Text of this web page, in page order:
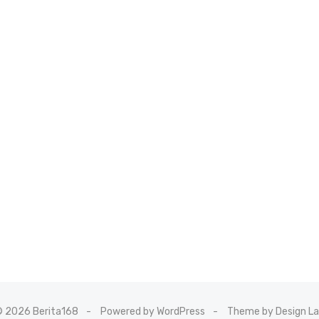
2026 Berita168 Powered by WordPress Theme by Design